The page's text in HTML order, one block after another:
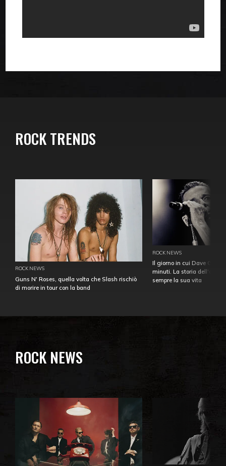
ROCK TRENDS
ROCK NEWS
Guns N' Roses, quella volta che Slash rischiò
di morire in tour con la band
ROCK NEWS
Il giorno in cui Dave
minuti. La storia
sempre la sua vita
ROCK NEWS